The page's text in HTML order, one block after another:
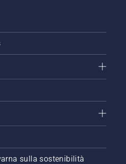
sulla sostenibilità